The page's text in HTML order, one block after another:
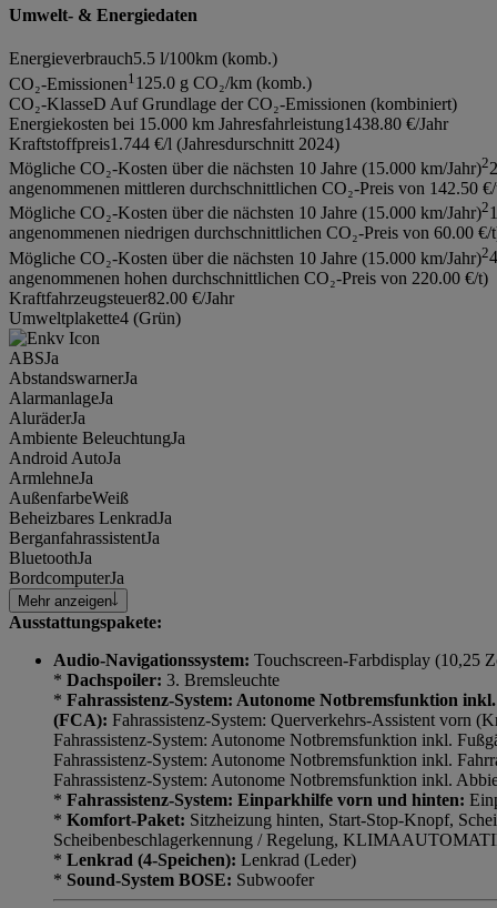
Umwelt- & Energiedaten
Energieverbrauch5.5 l/100km (komb.)
CO₂-Emissionen1 125.0 g CO₂/km (komb.)
CO₂-KlasseD Auf Grundlage der CO₂-Emissionen (kombiniert)
Energiekosten bei 15.000 km Jahresfahrleistung1438.80 €/Jahr
Kraftstoffpreis1.744 €/l (Jahresdurschnitt 2024)
Mögliche CO₂-Kosten über die nächsten 10 Jahre (15.000 km/Jahr)2
angenommenen mittleren durchschnittlichen CO₂-Preis von 142.50
Mögliche CO₂-Kosten über die nächsten 10 Jahre (15.000 km/Jahr)2
angenommenen niedrigen durchschnittlichen CO₂-Preis von 60.00 €/
Mögliche CO₂-Kosten über die nächsten 10 Jahre (15.000 km/Jahr)2
angenommenen hohen durchschnittlichen CO₂-Preis von 220.00 €/t)
Kraftfahrzeugsteuer82.00 €/Jahr
Umweltplakette4 (Grün)
ABSJa
AbstandswarnerJa
AlarmanlageJa
AluräderJa
Ambiente BeleuchtungJa
Android AutoJa
ArmlehneJa
AußenfarbeWeiß
Beheizbares LenkradJa
BerganfahrassistentJa
BluetoothJa
BordcomputerJa
Mehr anzeigen
Ausstattungspakete:
Audio-Navigationssystem: Touchscreen-Farbdisplay (10,25
* Dachspoiler: 3. Bremsleuchte
* Fahrassistenz-System: Autonome Notbremsfunktion
(FCA): Fahrassistenz-System: Querverkehrs-Assistent vorn
Fahrassistenz-System: Autonome Notbremsfunktion inkl.
Fahrassistenz-System: Autonome Notbremsfunktion inkl.
Fahrassistenz-System: Autonome Notbremsfunktion inkl.
* Fahrassistenz-System: Einparkhilfe vorn und hinten:
* Komfort-Paket: Sitzheizung hinten, Start-Stop-Knopf,
Scheibenbeschlagerkennung / Regelung,
* Lenkrad (4-Speichen): Lenkrad (Leder)
* Sound-System BOSE: Subwoofer